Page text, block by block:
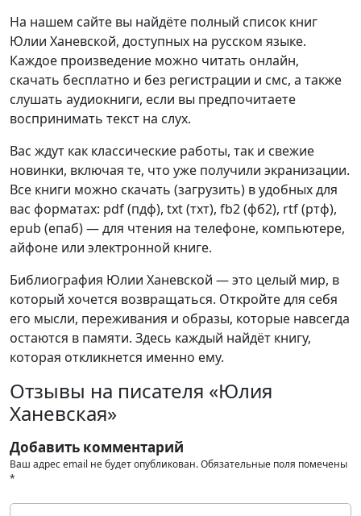
На нашем сайте вы найдёте полный список книг
Юлии Ханевской, доступных на русском языке.
Каждое произведение можно читать онлайн,
скачать бесплатно и без регистрации и смс, а также
слушать аудиокниги, если вы предпочитаете
воспринимать текст на слух.
Вас ждут как классические работы, так и свежие
новинки, включая те, что уже получили экранизации.
Все книги можно скачать (загрузить) в удобных для
вас форматах: pdf (пдф), txt (тхт), fb2 (фб2), rtf (ртф),
epub (епаб) — для чтения на телефоне, компьютере,
айфоне или электронной книге.
Библиография Юлии Ханевской — это целый мир, в
который хочется возвращаться. Откройте для себя
его мысли, переживания и образы, которые навсегда
остаются в памяти. Здесь каждый найдёт книгу,
которая откликнется именно ему.
Отзывы на писателя «Юлия
Ханевская»
Добавить комментарий
Ваш адрес email не будет опубликован.Обязательные поля помечены
*